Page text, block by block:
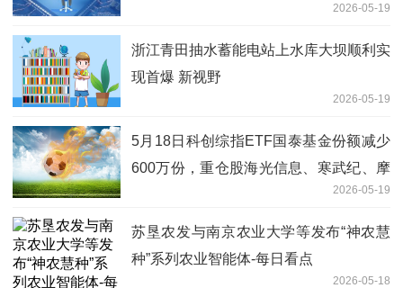
2026-05-19
浙江青田抽水蓄能电站上水库大坝顺利实
现首爆 新视野
2026-05-19
5月18日科创综指ETF国泰基金份额减少
600万份，重仓股海光信息、寒武纪、摩
2026-05-19
苏垦农发与南京农业大学等发布“神农慧
种”系列农业智能体-每日看点
2026-05-18